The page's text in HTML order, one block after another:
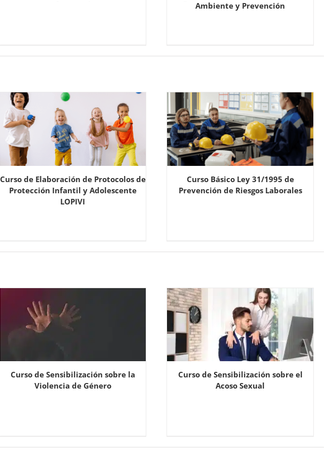
Ambiente y Prevención
Curso de Elaboración de Protocolos de
Protección Infantil y Adolescente
LOPIVI
Curso Básico Ley 31/1995 de
Prevención de Riesgos Laborales
Curso de Sensibilización sobre la
Violencia de Género
Curso de Sensibilización sobre el
Acoso Sexual